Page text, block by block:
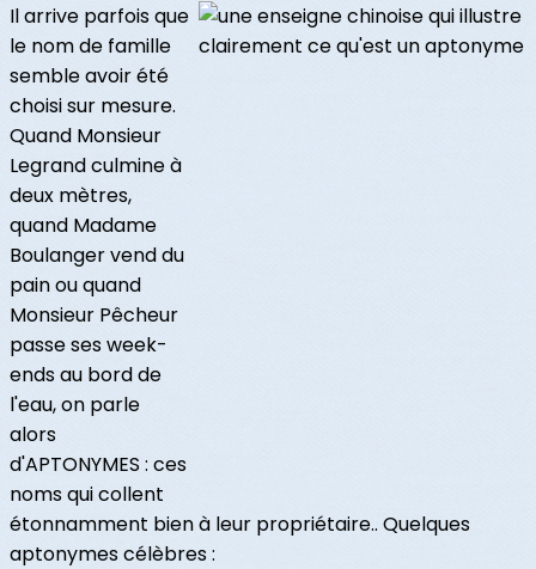
Il arrive parfois que
le nom de famille
semble avoir été
choisi sur mesure.
Quand Monsieur
Legrand culmine à
deux mètres,
quand Madame
Boulanger vend du
pain ou quand
Monsieur Pêcheur
passe ses week-
ends au bord de
l'eau, on parle
alors
d'APTONYMES : ces
noms qui collent
étonnamment bien à leur propriétaire.. Quelques
aptonymes célèbres :